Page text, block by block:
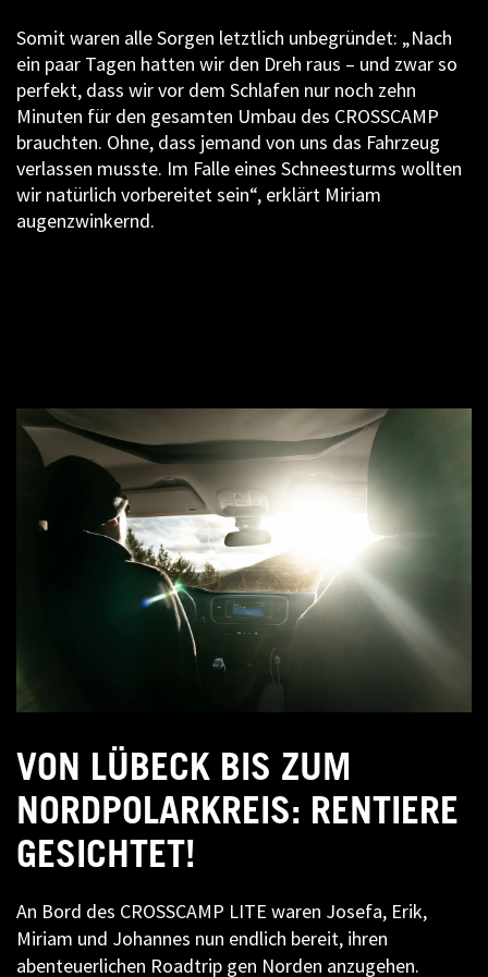
Somit waren alle Sorgen letztlich unbegründet: „Nach
ein paar Tagen hatten wir den Dreh raus – und zwar so
perfekt, dass wir vor dem Schlafen nur noch zehn
Minuten für den gesamten Umbau des CROSSCAMP
brauchten. Ohne, dass jemand von uns das Fahrzeug
verlassen musste. Im Falle eines Schneesturms wollten
wir natürlich vorbereitet sein“, erklärt Miriam
augenzwinkernd.
VON LÜBECK BIS ZUM
NORDPOLARKREIS: RENTIERE
GESICHTET!
An Bord des CROSSCAMP LITE waren Josefa, Erik,
Miriam und Johannes nun endlich bereit, ihren
abenteuerlichen Roadtrip gen Norden anzugehen.